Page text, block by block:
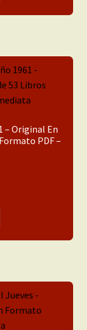
– Original En
PDF –